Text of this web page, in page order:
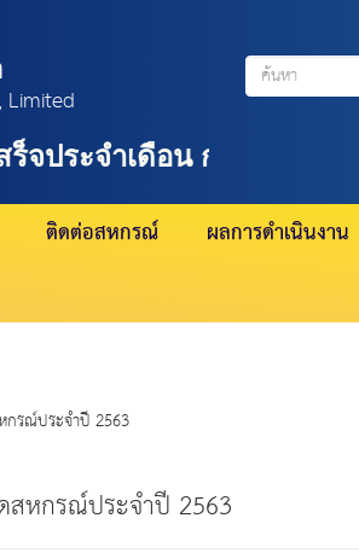
Limited
จประจำเดือน กรกฎาคม 2569
ติดต่อสหกรณ์ ผลการดำเนินงาน
รณ์ประจำปี 2563
หกรณ์ประจำปี 2563